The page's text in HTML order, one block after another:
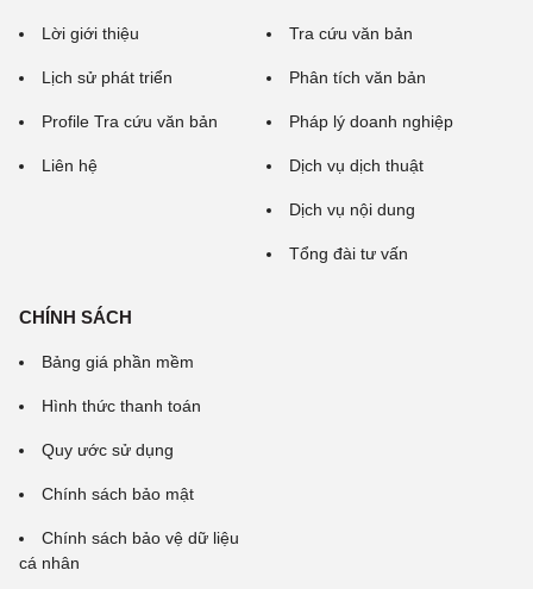
Lời giới thiệu
Lịch sử phát triển
Profile Tra cứu văn bản
Liên hệ
Tra cứu văn bản
Phân tích văn bản
Pháp lý doanh nghiệp
Dịch vụ dịch thuật
Dịch vụ nội dung
Tổng đài tư vấn
CHÍNH SÁCH
Bảng giá phần mềm
Hình thức thanh toán
Quy ước sử dụng
Chính sách bảo mật
Chính sách bảo vệ dữ liệu
cá nhân